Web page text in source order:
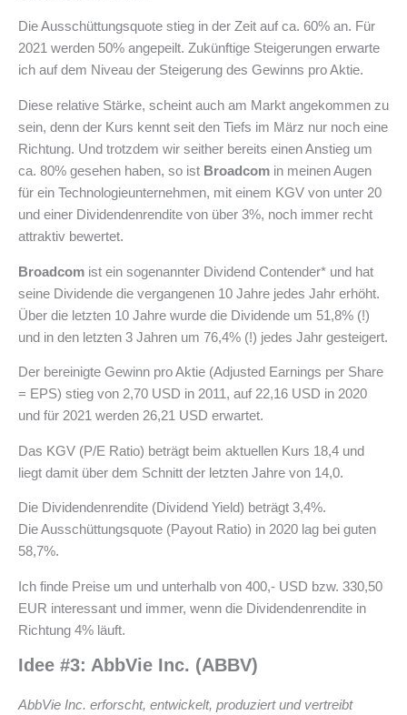
Die Ausschüttungsquote stieg in der Zeit auf ca. 60% an. Für
2021 werden 50% angepeilt. Zukünftige Steigerungen erwarte
ich auf dem Niveau der Steigerung des Gewinns pro Aktie.
Diese relative Stärke, scheint auch am Markt angekommen zu
sein, denn der Kurs kennt seit den Tiefs im März nur noch eine
Richtung. Und trotzdem wir seither bereits einen Anstieg um
ca. 80% gesehen haben, so ist Broadcom in meinen Augen
für ein Technologieunternehmen, mit einem KGV von unter 20
und einer Dividendenrendite von über 3%, noch immer recht
attraktiv bewertet.
Broadcom ist ein sogenannter Dividend Contender* und hat
seine Dividende die vergangenen 10 Jahre jedes Jahr erhöht.
Über die letzten 10 Jahre wurde die Dividende um 51,8% (!)
und in den letzten 3 Jahren um 76,4% (!) jedes Jahr gesteigert.
Der bereinigte Gewinn pro Aktie (Adjusted Earnings per Share
= EPS) stieg von 2,70 USD in 2011, auf 22,16 USD in 2020
und für 2021 werden 26,21 USD erwartet.
Das KGV (P/E Ratio) beträgt beim aktuellen Kurs 18,4 und
liegt damit über dem Schnitt der letzten Jahre von 14,0.
Die Dividendenrendite (Dividend Yield) beträgt 3,4%.
Die Ausschüttungsquote (Payout Ratio) in 2020 lag bei guten
58,7%.
Ich finde Preise um und unterhalb von 400,- USD bzw. 330,50
EUR interessant und immer, wenn die Dividendenrendite in
Richtung 4% läuft.
Idee #3: AbbVie Inc. (ABBV)
AbbVie Inc. erforscht, entwickelt, produziert und vertreibt